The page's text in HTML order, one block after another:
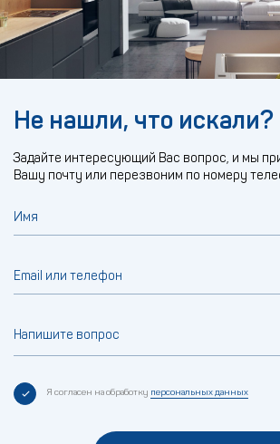
Не нашли, что искали?
Задайте интересующий Вас вопрос, и мы
Вашу почту или перезвоним по номеру
Имя
Email или телефон
Напишите вопрос
Я согласен на обработку персональных данных